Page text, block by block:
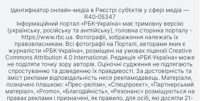
Ідентифікатор онлайн-медіа в Реєстрі суб’єктів у сфері медіа —
R40-05347
Інформаційний портал «РБК-Україна» має тримовну версію
(українську, російську та англійську), головна сторінка порталу -
https://www.rbc.ua. Фотографії, зображення належать їх
правовласникам. Всі фотографії на Порталі, авторами яких є
журналісти «РБК-Україна», розміщені на умовах ліцензії Creative
Commons Attribution 4.0 International. Редакція «РБК-Україна» може
не поділяти точку зору авторів. Оціночні судження не підлягають
спростуванню та доведенню їх правдивості. За достовірність та
зміст реклами відповідальність несе рекламодавець. Матеріали,
позначені плашкою: «Прес-релізи», «Спецпроект», «Партнерський
матеріал», «Promo», «Благодійність», «Резонанс» розміщуються на
правах реклами і призначені, як правило, для осіб, які досягли 21-